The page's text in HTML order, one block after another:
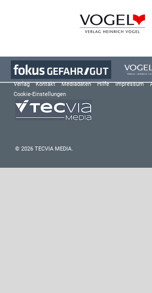
Verlag Kontakt Mediadaten Hilfe Impressum
Cookie-Einstellungen
© 2026 TECVIA MEDIA.